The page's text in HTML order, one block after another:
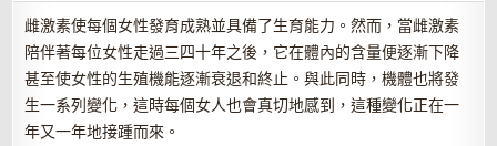
雌激素使每個女性發育成熟並具備了生育能力。然而，當雌激素
陪伴著每位女性走過三四十年之後，它在體內的含量便逐漸下降
甚至使女性的生殖機能逐漸衰退和終止。與此同時，機體也將發
生一系列變化，這時每個女人也會真切地感到，這種變化正在一
年又一年地接踵而來。